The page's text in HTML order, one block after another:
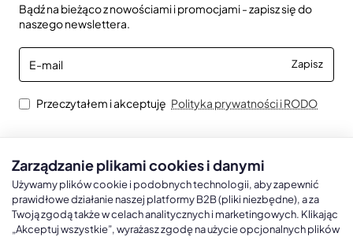
Bądź na bieżąco z nowościami i promocjami - zapisz się do
naszego newslettera.
E-
mail
Zapisz
Przeczytałem i akceptuję Polityka prywatności i RODO
Kalendarze książkowe A5
Kalendarze Ścienne
Kalendarze trójdzielne
Zarządzanie plikami cookies i danymi
Używamy plików cookie i podobnych technologii, aby zapewnić
prawidłowe działanie naszej platformy B2B (pliki niezbędne), a za
Twoją zgodą także w celach analitycznych i marketingowych. Klikając
„Akceptuj wszystkie”, wyrażasz zgodę na użycie opcjonalnych plików